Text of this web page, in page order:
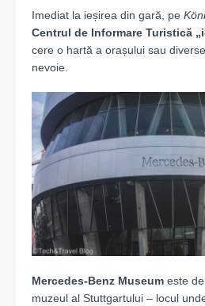
Imediat la ieșirea din gară, pe
Centrul de Informare Turistică
cere o hartă a orașului sau
nevoie.
Mercedes-Benz Museum este
muzeul al Stuttgartului – locul